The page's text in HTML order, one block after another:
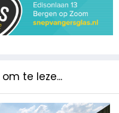
om te leze...